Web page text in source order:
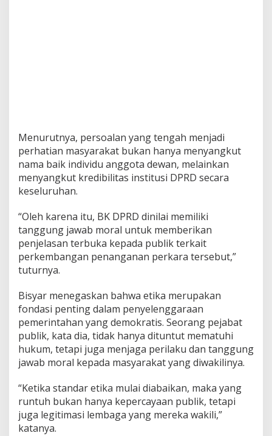
Menurutnya, persoalan yang tengah menjadi
perhatian masyarakat bukan hanya menyangkut
nama baik individu anggota dewan, melainkan
menyangkut kredibilitas institusi DPRD secara
keseluruhan.
“Oleh karena itu, BK DPRD dinilai memiliki
tanggung jawab moral untuk memberikan
penjelasan terbuka kepada publik terkait
perkembangan penanganan perkara tersebut,”
tuturnya.
Bisyar menegaskan bahwa etika merupakan
fondasi penting dalam penyelenggaraan
pemerintahan yang demokratis. Seorang pejabat
publik, kata dia, tidak hanya dituntut mematuhi
hukum, tetapi juga menjaga perilaku dan tanggung
jawab moral kepada masyarakat yang diwakilinya.
“Ketika standar etika mulai diabaikan, maka yang
runtuh bukan hanya kepercayaan publik, tetapi
juga legitimasi lembaga yang mereka wakili,”
katanya.